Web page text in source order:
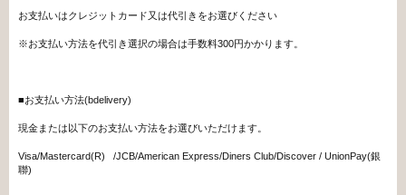
お支払いはクレジットカード又は代引きをお選びください
※お支払い方法を代引き選択の場合は手数料300円かかります。
■お支払い方法(bdelivery)
現金または以下のお支払い方法をお選びいただけます。
Visa/Mastercard(R) /JCB/American Express/Diners Club/Discover / UnionPay(銀
聯)